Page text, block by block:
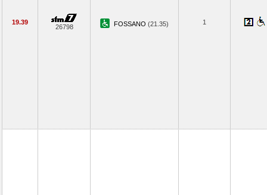
19.39
26798 FOSSANO (21.35) 1